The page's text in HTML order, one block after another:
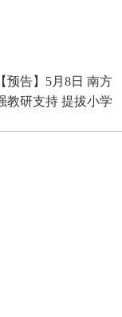
告】5月8日 南方
研支持 提拔小学